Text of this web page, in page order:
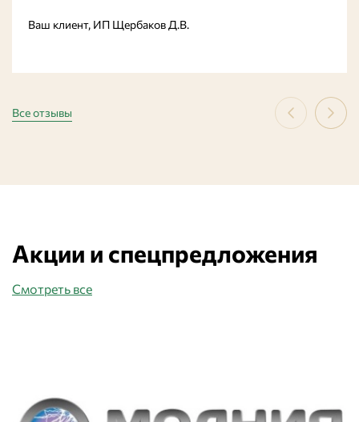
Ваш клиент, ИП Щербаков Д.В.
Все отзывы
Акции и спецпредложения
Смотреть все